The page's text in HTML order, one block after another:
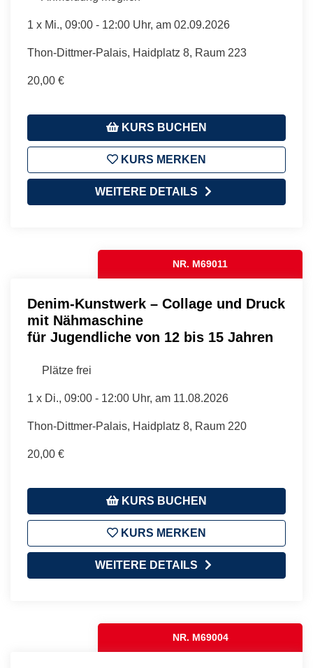
1 x Mi., 09:00 - 12:00 Uhr, am 02.09.2026
Thon-Dittmer-Palais, Haidplatz 8, Raum 223
20,00 €
KURS BUCHEN
KURS MERKEN
WEITERE DETAILS
NR. M69011
Denim-Kunstwerk – Collage und Druck
mit Nähmaschine
für Jugendliche von 12 bis 15 Jahren
Plätze frei
1 x Di., 09:00 - 12:00 Uhr, am 11.08.2026
Thon-Dittmer-Palais, Haidplatz 8, Raum 220
20,00 €
KURS BUCHEN
KURS MERKEN
WEITERE DETAILS
NR. M69004